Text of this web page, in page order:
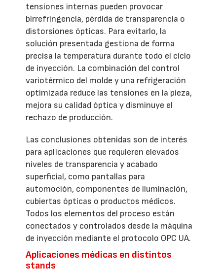
tensiones internas pueden provocar
birrefringencia, pérdida de transparencia o
distorsiones ópticas. Para evitarlo, la
solución presentada gestiona de forma
precisa la temperatura durante todo el ciclo
de inyección. La combinación del control
variotérmico del molde y una refrigeración
optimizada reduce las tensiones en la pieza,
mejora su calidad óptica y disminuye el
rechazo de producción.
Las conclusiones obtenidas son de interés
para aplicaciones que requieren elevados
niveles de transparencia y acabado
superficial, como pantallas para
automoción, componentes de iluminación,
cubiertas ópticas o productos médicos.
Todos los elementos del proceso están
conectados y controlados desde la máquina
de inyección mediante el protocolo OPC UA.
Aplicaciones médicas en distintos
stands